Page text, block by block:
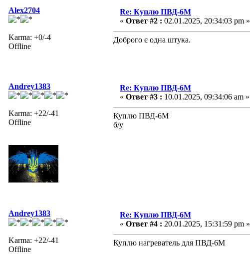
Alex2704
Karma: +0/-4
Offline
Re: Куплю ПВД-6М
« Ответ #2 : 02.01.2025, 20:34:03 pm »
Доброго є одна штука.
Andrey1383
Karma: +22/-41
Offline
Re: Куплю ПВД-6М
« Ответ #3 : 10.01.2025, 09:34:06 am »
Куплю ПВД-6М
б/у
Andrey1383
Karma: +22/-41
Offline
Re: Куплю ПВД-6М
« Ответ #4 : 20.01.2025, 15:31:59 pm »
Куплю нагреватель для ПВД-6М